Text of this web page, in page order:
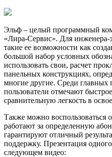
Эльф – целый программный
«Лира-Сервис». Для инженера-
такие ее возможности как
большой набор условных
использовать свои, расчет
панельных конструкциях,
многие другие. Среди
пользователи отмечают
сравнительную легкость в
Также можно воспользоваться
работают за определенную
гарантируют отличный
поддержку. Презентация
следующем видео: